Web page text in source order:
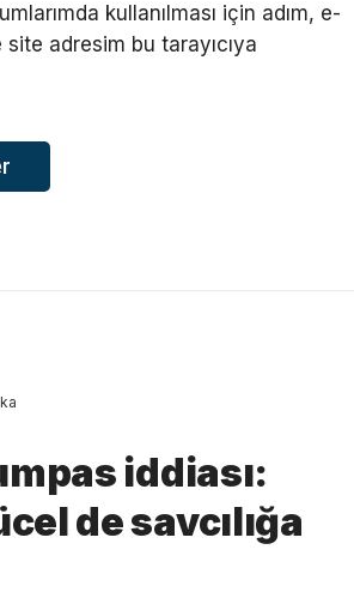
kullanılması için adım, e-
adresim bu tarayıcıya
iddiası:
de savcılığa